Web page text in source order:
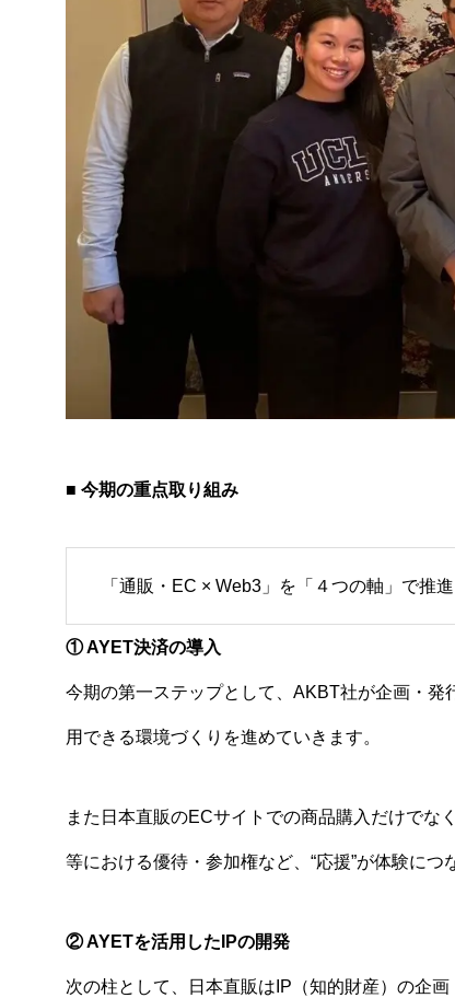
■ 今期の重点取り組み
「通販・EC × Web3」を「４つの軸」で推
① AYET決済の導入
今期の第一ステップとして、AKBT社が企画・発
用できる環境づくりを進めていきます。
また日本直販のECサイトでの商品購入だけでな
等における優待・参加権など、“応援”が体験につ
② AYETを活用したIPの開発
次の柱として、日本直販はIP（知的財産）の企